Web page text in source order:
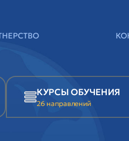
КУРСЫ ОБУЧЕНИЯ
26 направлений